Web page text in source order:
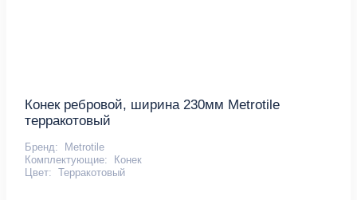
Конек ребровой, ширина 230мм Metrotile
терракотовый
Бренд:
Metrotile
Комплектующие:
Конек
Цвет: Терракотовый